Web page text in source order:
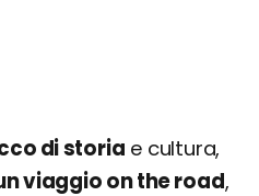
di storia e cultura,
viaggio on the road,